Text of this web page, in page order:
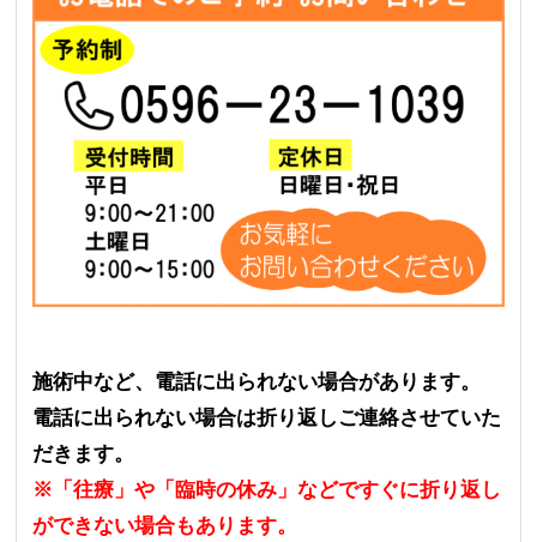
施術中など、電話に出られない場合があります。
電話に出られない場合は折り返しご連絡させていた
だきます。
※「往療」や「臨時の休み」などですぐに折り返し
ができない場合もあります。